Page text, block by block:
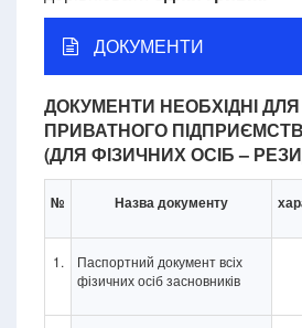
ДОКУМЕНТИ
ДОКУМЕНТИ НЕОБХІДНІ ДЛЯ
ПРИВАТНОГО
(ДЛЯ ФІЗИЧНИХ ОСІБ –
№ Назва документу
1.
Паспортний документ всіх
фізичних осіб засновників